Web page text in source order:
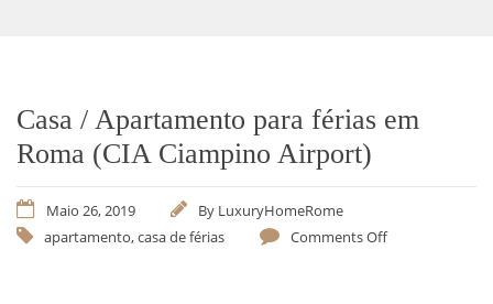
Casa / Apartamento para férias em
Roma (CIA Ciampino Airport)
Maio 26, 2019 By LuxuryHomeRome
apartamento,casa de férias Comments Off